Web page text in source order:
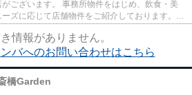
ございます。 事務所物件をはじめ、飲食・美
ズに応じて店舗物件をご紹介しております。
情報がありません。
バへのお問い合わせはこちら
橋Garden